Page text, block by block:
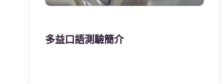
多益口語測驗簡介